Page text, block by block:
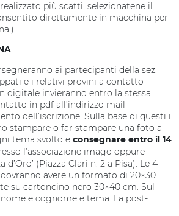
più scatti, selezionatene il
direttamente in macchina per
ai partecipanti della sez.
e i relativi provini a contatto
digitale invieranno entro la stessa
in pdf all’indirizzo mail
dell’iscrizione. Sulla base di questi i
stampare o far stampare una foto a
tema svolto e consegnare entro il 14
l’associazione imago oppure
d’Oro’ (Piazza Clari n. 2 a Pisa). Le 4
avere un formato di 20×30
su cartoncino nero 30×40 cm. Sul
e cognome e tema. La post-